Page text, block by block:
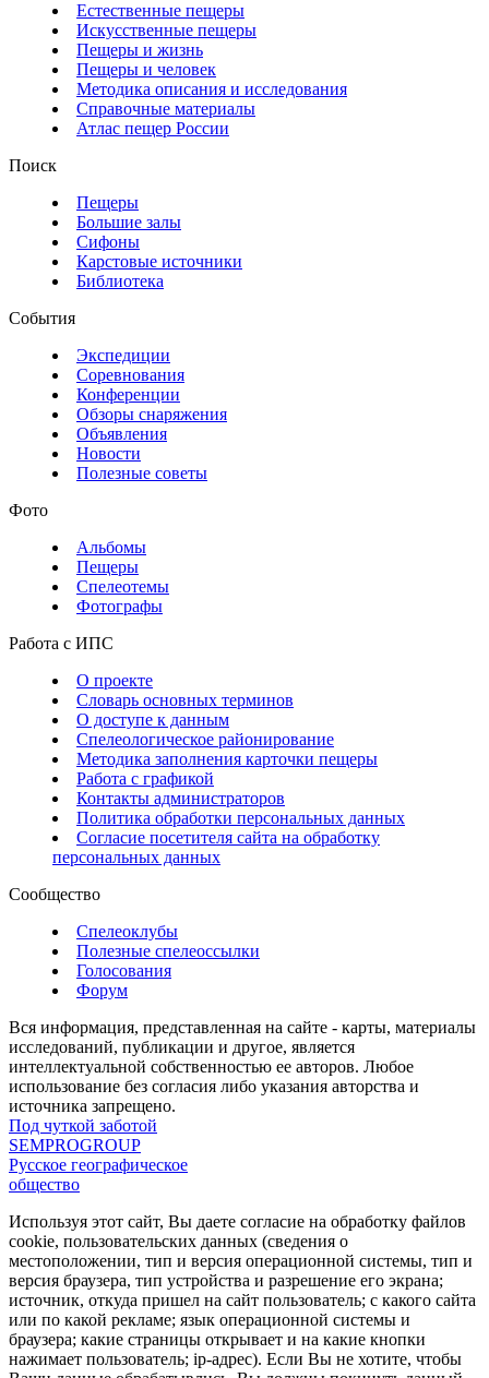
Естественные пещеры
Искусственные пещеры
Пещеры и жизнь
Пещеры и человек
Методика описания и исследования
Справочные материалы
Атлас пещер России
Поиск
Пещеры
Большие залы
Сифоны
Карстовые источники
Библиотека
События
Экспедиции
Соревнования
Конференции
Обзоры снаряжения
Объявления
Новости
Полезные советы
Фото
Альбомы
Пещеры
Спелеотемы
Фотографы
Работа с ИПС
О проекте
Словарь основных терминов
О доступе к данным
Спелеологическое районирование
Методика заполнения карточки пещеры
Работа с графикой
Контакты администраторов
Политика обработки персональных данных
Согласие посетителя сайта на обработку
персональных данных
Сообщество
Спелеоклубы
Полезные спелеоссылки
Голосования
Форум
Вся информация, представленная на сайте - карты, материалы
исследований, публикации и другое, является
интеллектуальной собственностью ее авторов. Любое
использование без согласия либо указания авторства и
источника запрещено.
Под чуткой заботой
SEMPROGROUP
Русское географическое
общество
Используя этот сайт, Вы даете согласие на обработку файлов
cookie, пользовательских данных (сведения о
местоположении, тип и версия операционной системы, тип и
версия браузера, тип устройства и разрешение его экрана;
источник, откуда пришел на сайт пользователь; с какого сайта
или по какой рекламе; язык операционной системы и
браузера; какие страницы открывает и на какие кнопки
нажимает пользователь; ip-адрес). Если Вы не хотите, чтобы